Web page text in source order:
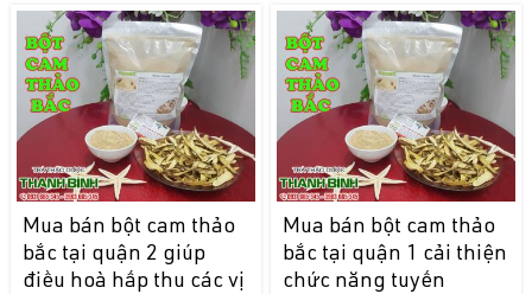
Mua bán bột cam thảo
bắc tại quận 2 giúp
điều hoà hấp thu các vị
Mua bán bột cam thảo
bắc tại quận 1 cải thiện
chức năng tuyến